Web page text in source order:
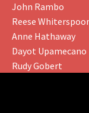
John Rambo
Reese
Anne Hathaway
Dayot Upamecano
Rudy Gobert